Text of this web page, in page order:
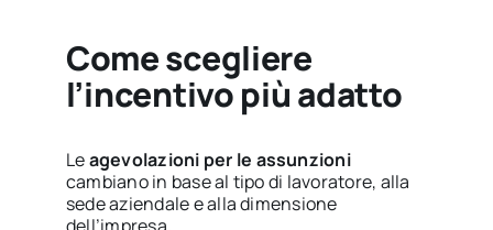
Come scegliere
l’incentivo più adatto
Leagevolazioni per le assunzioni
cambiano in base al tipo di lavoratore, alla
sede aziendale e alla dimensione